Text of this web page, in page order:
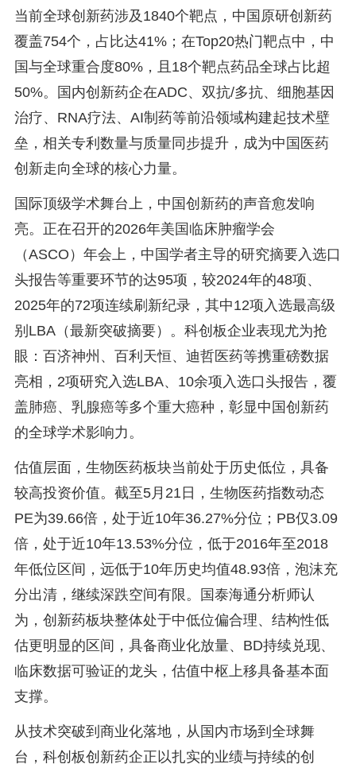
当前全球创新药涉及1840个靶点，中国原研创新药
覆盖754个，占比达41%；在Top20热门靶点中，中
国与全球重合度80%，且18个靶点药品全球占比超
50%。国内创新药企在ADC、双抗/多抗、细胞基因
治疗、RNA疗法、AI制药等前沿领域构建起技术壁
垒，相关专利数量与质量同步提升，成为中国医药
创新走向全球的核心力量。
国际顶级学术舞台上，中国创新药的声音愈发响
亮。正在召开的2026年美国临床肿瘤学会
（ASCO）年会上，中国学者主导的研究摘要入选口
头报告等重要环节的达95项，较2024年的48项、
2025年的72项连续刷新纪录，其中12项入选最高级
别LBA（最新突破摘要）。科创板企业表现尤为抢
眼：百济神州、百利天恒、迪哲医药等携重磅数据
亮相，2项研究入选LBA、10余项入选口头报告，覆
盖肺癌、乳腺癌等多个重大癌种，彰显中国创新药
的全球学术影响力。
估值层面，生物医药板块当前处于历史低位，具备
较高投资价值。截至5月21日，生物医药指数动态
PE为39.66倍，处于近10年36.27%分位；PB仅3.09
倍，处于近10年13.53%分位，低于2016年至2018
年低位区间，远低于10年历史均值48.93倍，泡沫充
分出清，继续深跌空间有限。国泰海通分析师认
为，创新药板块整体处于中低位偏合理、结构性低
估更明显的区间，具备商业化放量、BD持续兑现、
临床数据可验证的龙头，估值中枢上移具备基本面
支撑。
从技术突破到商业化落地，从国内市场到全球舞
台，科创板创新药企正以扎实的业绩与持续的创